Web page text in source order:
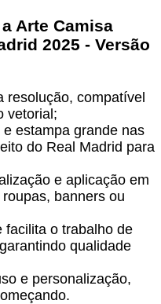
Arte Camisa
2025 - Versão
resolução, compatível
vetorial;
estampa grande nas
do Real Madrid para
e aplicação em
banners ou
facilita o trabalho de
qualidade
e personalização,